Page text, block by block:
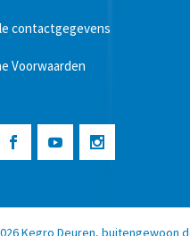
contactgegevens
Voorwaarden
Kegro Deuren, buitengewoon